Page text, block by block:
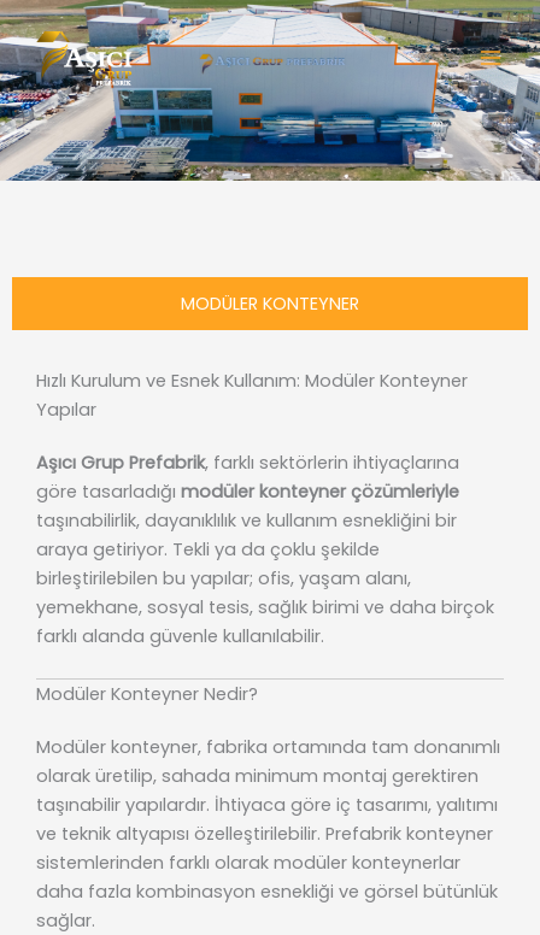
İçeriğe
atla
MODÜLER KONTEYNER
Hızlı Kurulum ve Esnek Kullanım: Modüler Konteyner
Yapılar
Aşıcı Grup Prefabrik, farklı sektörlerin ihtiyaçlarına
göre tasarladığı modüler konteyner çözümleriyle
taşınabilirlik, dayanıklılık ve kullanım esnekliğini bir
araya getiriyor. Tekli ya da çoklu şekilde
birleştirilebilen bu yapılar; ofis, yaşam alanı,
yemekhane, sosyal tesis, sağlık birimi ve daha birçok
farklı alanda güvenle kullanılabilir.
Modüler Konteyner Nedir?
Modüler konteyner, fabrika ortamında tam donanımlı
olarak üretilip, sahada minimum montaj gerektiren
taşınabilir yapılardır. İhtiyaca göre iç tasarımı, yalıtımı
ve teknik altyapısı özelleştirilebilir. Prefabrik konteyner
sistemlerinden farklı olarak modüler konteynerlar
daha fazla kombinasyon esnekliği ve görsel bütünlük
sağlar.